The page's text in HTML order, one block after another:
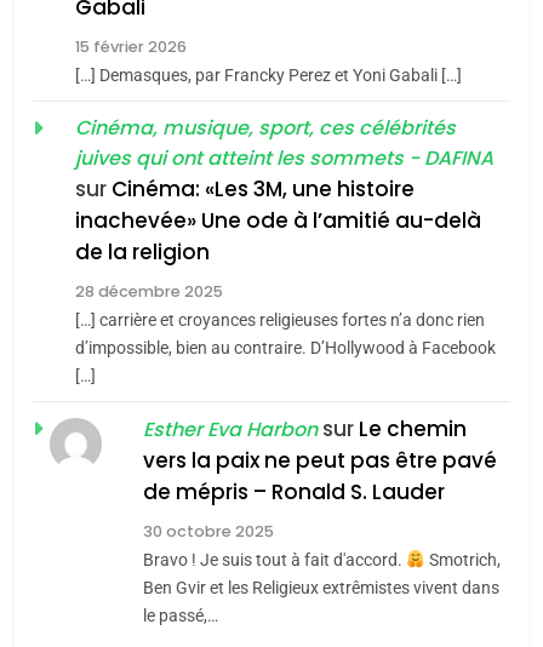
«Tu dis génocide, je dis
guerre»: La nouvelle
chanson de Boy George
ISRAÉL JUDAISME
Accords d’Isaac:
l’alliance pourrait
s’étendre à 13 pays
d’Amérique latine
ISRAÉL JUDAISME
2025, l’année la plus
meurtrière selon le
Gabali
15 février 2026
[…] Demasques, par Francky Perez et Yoni Gabali […]
Cinéma, musique, sport, ces célébrités
juives qui ont atteint les sommets - DAFINA
sur Cinéma: «Les 3M, une histoire
inachevée» Une ode à l’amitié au-delà
de la religion
28 décembre 2025
[…] carrière et croyances religieuses fortes n’a donc rien
d’impossible, bien au contraire. D’Hollywood à Facebook
[…]
Esther Eva Harbonsur Le chemin
vers la paix ne peut pas être pavé
de mépris – Ronald S. Lauder
30 octobre 2025
Bravo ! Je suis tout à fait d'accord.
Smotrich,
Ben Gvir et les Religieux extrêmistes vivent dans
le passé,…
meurtrière selon le rapport
l’antisémitisme
FIÈRE, DIGNE ET RÉSILIENTE :
POURQUOI JE REVENDIQUE
MA JUDAÏTE par Thérèse
Zrihen-Dvir
ISRAÉL
CE QUI NOUS MANQUE –
JUDAISME
Maroc : Les amandes de
Tafraout, le miel de Tadla
Azilal consacrés produits
du terroir
DAFINA MAROC